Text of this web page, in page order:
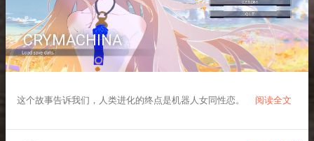
CRYMACHINA
这个故事告诉我们，人类进化的终点是机器人女同性恋。 阅读全文